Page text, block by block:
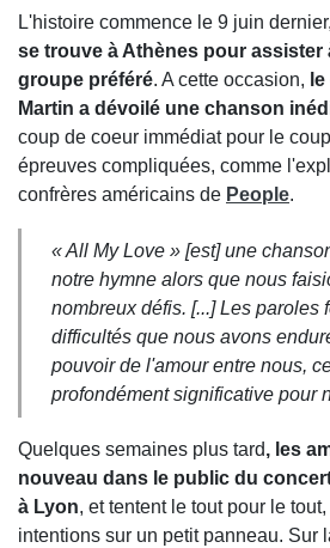
L'histoire commence le 9 juin
se trouve à Athènes pour assister
groupe préféré. A cette occasion,
Martin a dévoilé une chanson
coup de coeur immédiat pour le
épreuves compliquées, comme
confrères américains de People.
« All My Love » [est] une
notre hymne alors que nous
nombreux défis. [...] Les paroles
difficultés que nous avons
pouvoir de l'amour entre nous,
profondément significative pour
Quelques semaines plus tard, les
nouveau dans le public du
à Lyon, et tentent le tout pour le
intentions sur un petit panneau. Sur